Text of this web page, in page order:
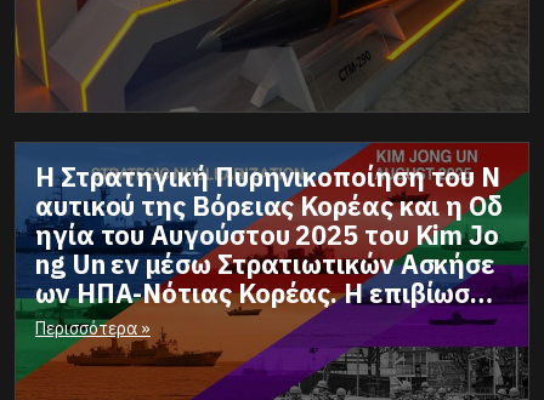
Η Στρατηγική Πυρηνικοποίηση του Ν
αυτικού της Βόρειας Κορέας και η Οδ
ηγία του Αυγούστου 2025 του Kim Jo
ng Un εν μέσω Στρατιωτικών Ασκήσε
ων ΗΠΑ-Νότιας Κορέας. Η επιβίωση κ
αι η αντίδραση μιας πάμφτωχης χώρ
ας με την ενίσχυση των ΕΔ και των δ
υνάμεων αποτροπής.
Περισσότερα »